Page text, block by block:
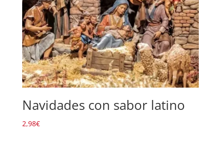
Navidades con sabor latino
2,98€